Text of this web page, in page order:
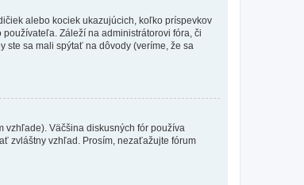
alebo kociek ukazujúcich, koľko príspevkov
Záleží na administrátorovi fóra, či
ste sa mali spýtať na dôvody (veríme, že sa
vzhľade). Väčšina diskusných fór používa
zvláštny vzhľad. Prosím, nezaťažujte fórum